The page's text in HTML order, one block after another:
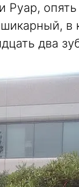
Руар,
в
два